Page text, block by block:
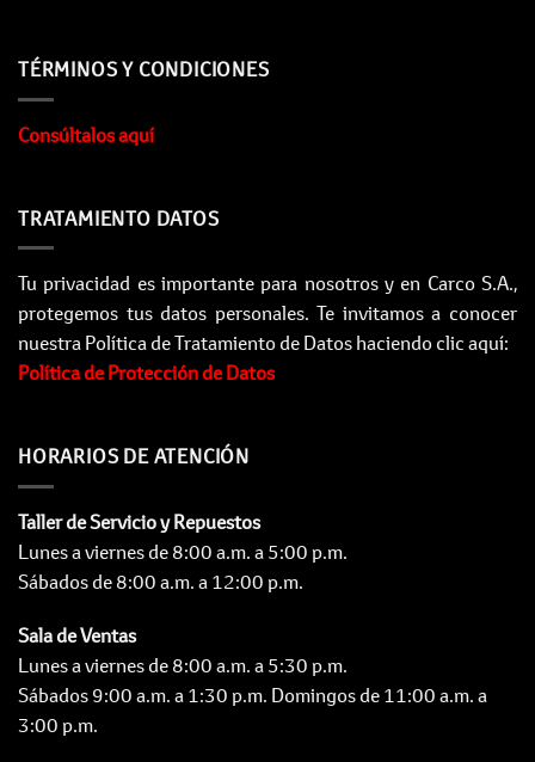
TÉRMINOS Y CONDICIONES
Consúltalos aquí
TRATAMIENTO DATOS
Tu privacidad es importante para nosotros y en Carco S.A.,
protegemos tus datos personales. Te invitamos a conocer
nuestra Política de Tratamiento de Datos haciendo clic aquí:
Política de Protección de Datos
HORARIOS DE ATENCIÓN
Taller de Servicio y Repuestos
Lunes a viernes de 8:00 a.m. a 5:00 p.m.
Sábados de 8:00 a.m. a 12:00 p.m.
Sala de Ventas
Lunes a viernes de 8:00 a.m. a 5:30 p.m.
Sábados 9:00 a.m. a 1:30 p.m. Domingos de 11:00 a.m. a
3:00 p.m.